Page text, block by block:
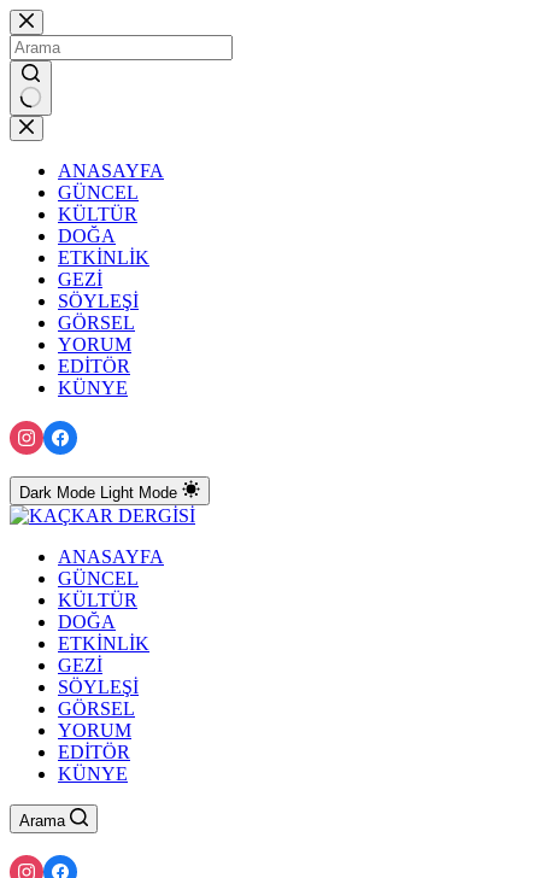
Skip
to
content
No
results
ANASAYFA
GÜNCEL
KÜLTÜR
DOĞA
ETKİNLİK
GEZİ
SÖYLEŞİ
GÖRSEL
YORUM
EDİTÖR
KÜNYE
Dark Mode Light Mode
ANASAYFA
GÜNCEL
KÜLTÜR
DOĞA
ETKİNLİK
GEZİ
SÖYLEŞİ
GÖRSEL
YORUM
EDİTÖR
KÜNYE
Arama